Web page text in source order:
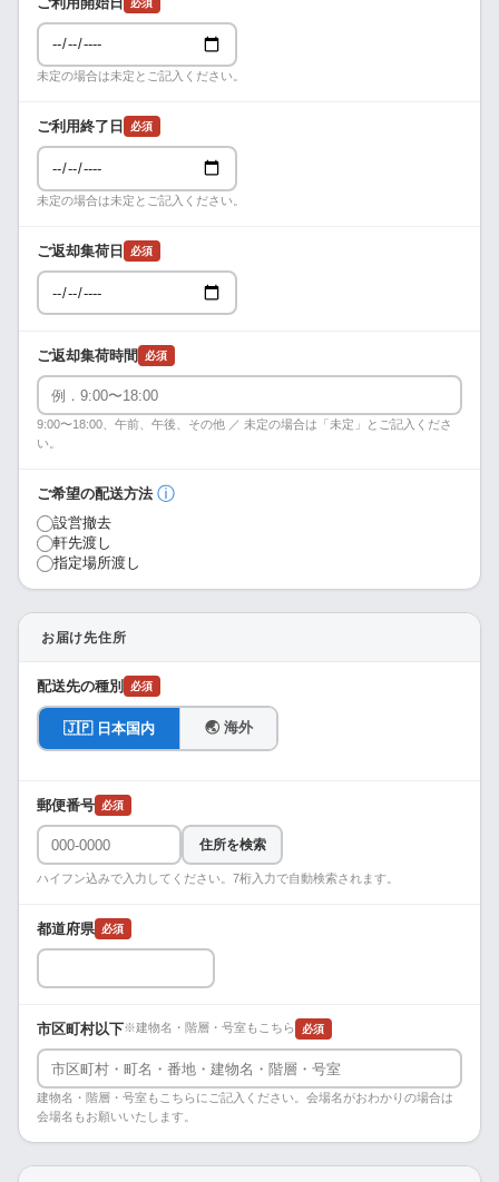
未定の場合は未定とご記入ください。
ご利用終了日 必須
未定の場合は未定とご記入ください。
ご返却集荷日 必須
ご返却集荷時間 必須
9:00〜18:00、午前、午後、その他 ／ 未定の場合は「未定」とご記入くださ
い。
ご希望の配送方法 ⓘ
設営撤去
軒先渡し
指定場所渡し
お届け先住所
配送先の種別 必須
🇯🇵 日本国内 🌏 海外
郵便番号 必須
住所を検索
ハイフン込みで入力してください。7桁入力で自動検索されます。
都道府県 必須
市区町村以下※建物名・階層・号室もこちら 必須
建物名・階層・号室もこちらにご記入ください。会場名がおわかりの場合は
会場名もお願いいたします。